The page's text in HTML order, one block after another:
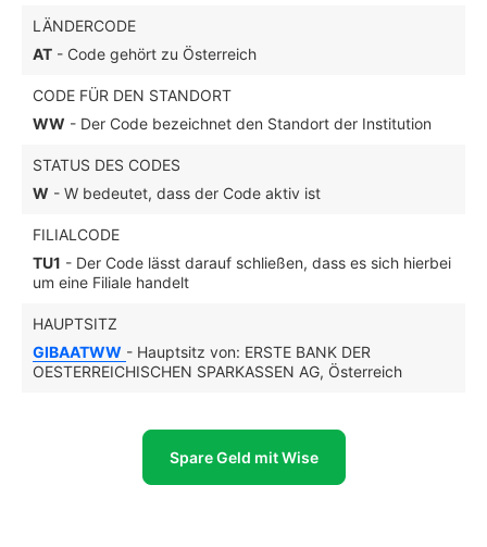
LÄNDERCODE
AT - Code gehört zu Österreich
CODE FÜR DEN STANDORT
WW - Der Code bezeichnet den Standort der Institution
STATUS DES CODES
W - W bedeutet, dass der Code aktiv ist
FILIALCODE
TU1 - Der Code lässt darauf schließen, dass es sich hierbei
um eine Filiale handelt
HAUPTSITZ
GIBAATWW - Hauptsitz von: ERSTE BANK DER
OESTERREICHISCHEN SPARKASSEN AG, Österreich
Spare Geld mit Wise